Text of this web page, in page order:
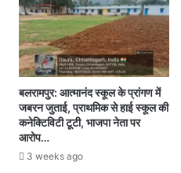
ले
आ
रो
पी
गि
फ्ता
पा
क
ट्ट
थी
डॉ
क्ट
बलरामपुर: आत्मानंद स्कूल के प्रांगण में
जबरन जुताई, प्राथमिक से हाई स्कूल की
कनेक्टिविटी टूटी, भाजपा नेता पर
आरोप…
3 weeks ago